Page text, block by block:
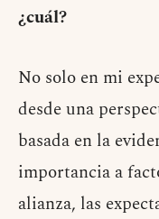
¿cuál?
No solo en mi
desde una
basada en la
importancia a
alianza, las